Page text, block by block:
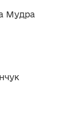
Мудра